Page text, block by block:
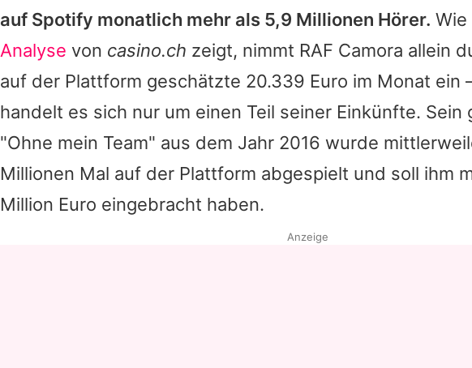
App runterladen
Team
Redaktionelle Richtlinien
Impressum
Datenschutzerklärung
Nutzungsbedingungen
auf Spotify monatlich mehr als 5,9 Millionen Hörer. Wie
Analyse von casino.ch zeigt, nimmt RAF Camora allein
auf der Plattform geschätzte 20.339 Euro im Monat ein
handelt es sich nur um einen Teil seiner Einkünfte. Sein
"Ohne mein Team" aus dem Jahr 2016 wurde
Millionen Mal auf der Plattform abgespielt und soll ihm
Million Euro eingebracht haben.
Anzeige